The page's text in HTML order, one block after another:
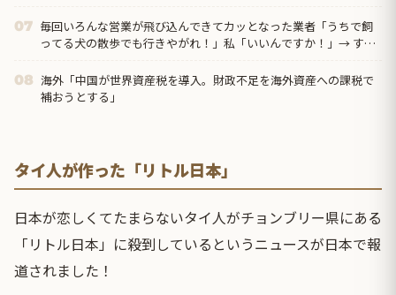
07 毎回いろんな営業が飛び込んできてカッとなった業者「うちで飼
ってる犬の散歩でも行きやがれ！」私「いいんですか！」→ する
08 海外「中国が世界資産税を導入。財政不足を海外資産への課税で
補おうとする」
タイ人が作った「リトル日本」
日本が恋しくてたまらないタイ人がチョンブリー県にある
「リトル日本」に殺到しているというニュースが日本で報
道されました！